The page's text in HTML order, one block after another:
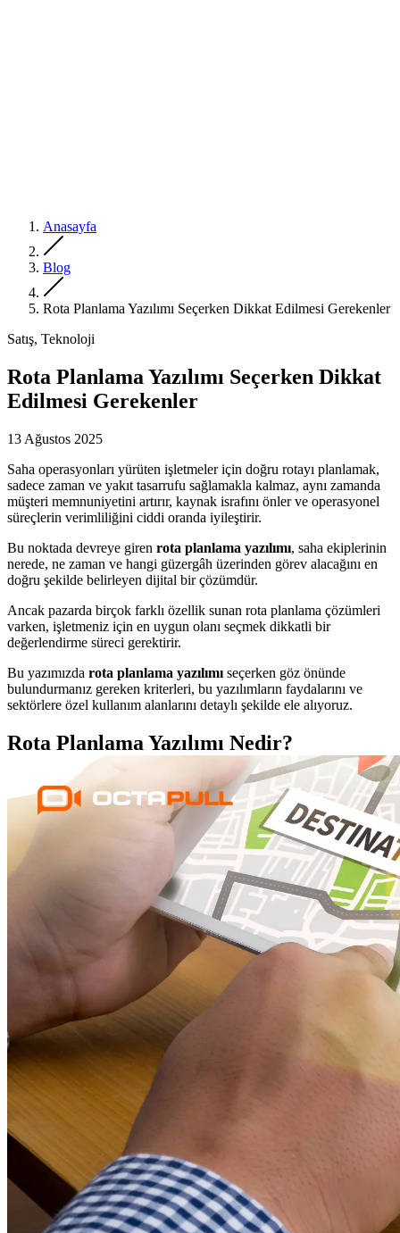
Anasayfa
Blog
Rota Planlama Yazılımı Seçerken Dikkat Edilmesi Gerekenler
Satış, Teknoloji
Rota Planlama Yazılımı Seçerken Dikkat
Edilmesi Gerekenler
13 Ağustos 2025
Saha operasyonları yürüten işletmeler için doğru rotayı planlamak,
sadece zaman ve yakıt tasarrufu sağlamakla kalmaz, aynı zamanda
müşteri memnuniyetini artırır, kaynak israfını önler ve operasyonel
süreçlerin verimliliğini ciddi oranda iyileştirir.
Bu noktada devreye giren rota planlama yazılımı, saha ekiplerinin
nerede, ne zaman ve hangi güzergâh üzerinden görev alacağını en
doğru şekilde belirleyen dijital bir çözümdür.
Ancak pazarda birçok farklı özellik sunan rota planlama çözümleri
varken, işletmeniz için en uygun olanı seçmek dikkatli bir
değerlendirme süreci gerektirir.
Bu yazımızda rota planlama yazılımı seçerken göz önünde
bulundurmanız gereken kriterleri, bu yazılımların faydalarını ve
sektörlere özel kullanım alanlarını detaylı şekilde ele alıyoruz.
Rota Planlama Yazılımı Nedir?